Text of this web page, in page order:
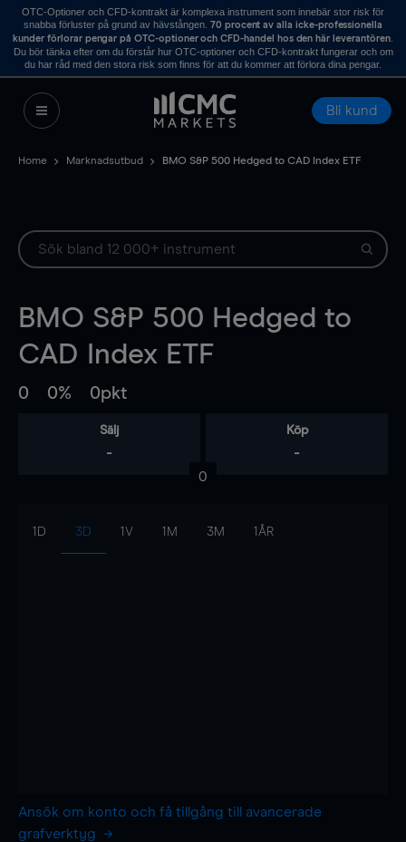
OTC-Optioner och CFD-kontrakt är komplexa instrument som innebär stor risk för
snabba förluster på grund av hävstången. 70 procent av alla icke-professionella
kunder förlorar pengar på OTC-optioner och CFD-handel hos den här leverantören.
Du bör tänka efter om du förstår hur OTC-optioner och CFD-kontrakt fungerar och om
du har råd med den stora risk som finns för att du kommer att förlora dina pengar.
Bli kund
Home Marknadsutbud BMO S&P 500 Hedged to CAD Index ETF
BMO S&P 500 Hedged to
CAD Index ETF
0 0% 0pkt
Sälj
-
Köp
-
0
1D 3D 1V 1M 3M 1ÅR
Ansök om konto och få tillgång till avancerade
grafverktyg